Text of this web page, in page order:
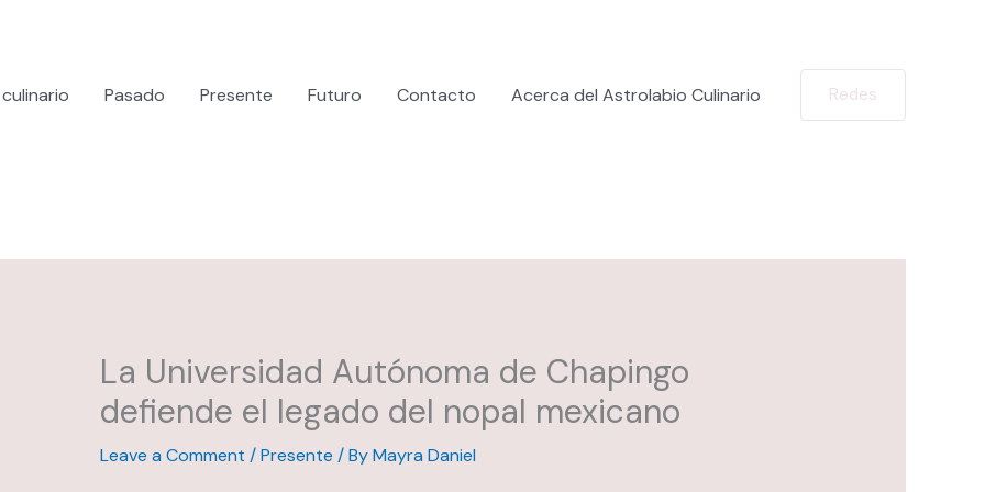
Pasado Presente Futuro Contacto Acerca del Astrolabio Culinario Redes
La Universidad Autónoma de Chapingo
defiende el legado del nopal mexicano
Leave a Comment /Presente / ByMayra Daniel